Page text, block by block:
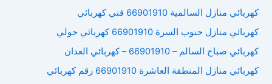
كهربائي منازل السالمية 66901910 فني كهربائي
كهربائي منازل جنوب السرة 66901910 كهربائي حولي
كهربائي صباح السالم – 66901910 – كهربائي العدان
كهربائي منازل المنطقة العاشرة 66901910 رقم كهربائي